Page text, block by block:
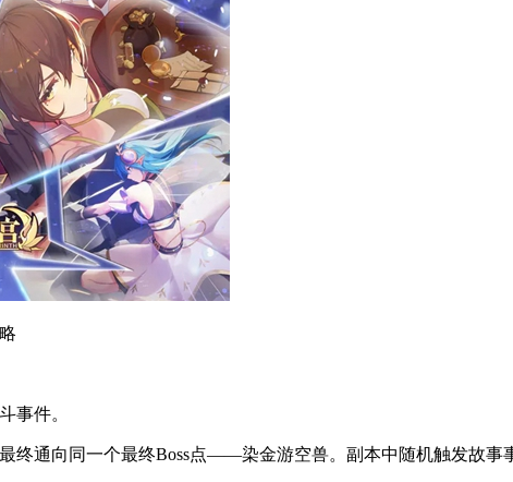
事件。
通向同一个最终Boss点——染金游空兽。副本中随机触发故事